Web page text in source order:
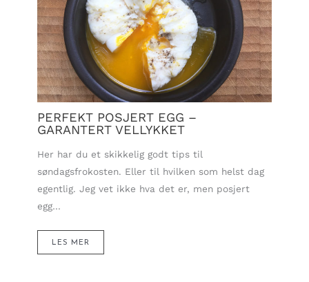
PERFEKT POSJERT EGG –
GARANTERT VELLYKKET
Her har du et skikkelig godt tips til
søndagsfrokosten. Eller til hvilken som helst dag
egentlig. Jeg vet ikke hva det er, men posjert
egg…
LES MER